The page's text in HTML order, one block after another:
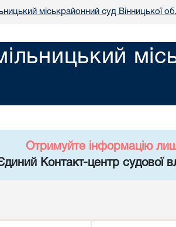
міськрайонний суд Вінницької
Отримуйте інформацію
Контакт-центр судової